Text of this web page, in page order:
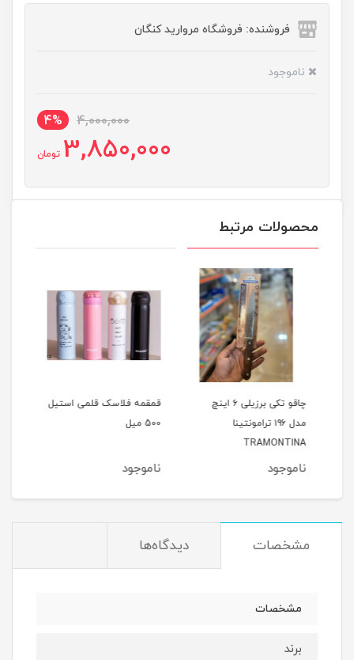
فروشنده: فروشگاه مروارید کنگان
ناموجود
4,000,000
4%
3,850,000 تومان
محصولات مرتبط
چاقو تکی برزیلی ۶ اینچ
مدل ۱۹۶ ترامونتینا
TRAMONTINA
ناموجود
قمقمه فلاسک قلمی استیل
500 میل
ناموجود
مشخصات دیدگاه‌ها
مشخصات
برند